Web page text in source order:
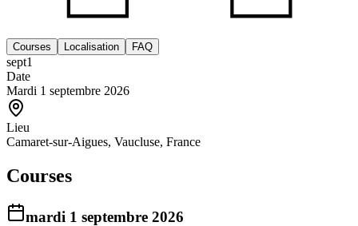
Courses Localisation FAQ
sept1
Date
Mardi 1 septembre 2026
Lieu
Camaret-sur-Aigues, Vaucluse, France
Courses
mardi 1 septembre 2026